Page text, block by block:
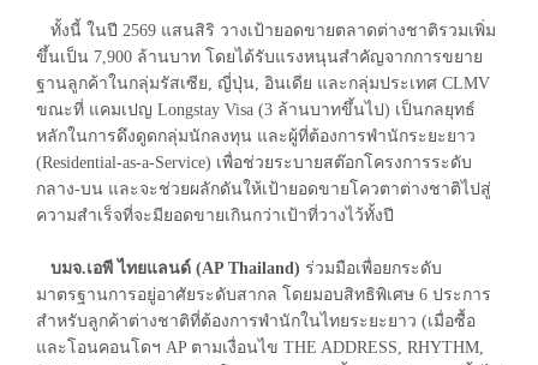
ทั้งนี้ ในปี 2569 แสนสิริ วางเป้ายอดขายตลาดต่างชาติรวมเพิ่ม
ขึ้นเป็น 7,900 ล้านบาท โดยได้รับแรงหนุนสำคัญจากการขยาย
ฐานลูกค้าในกลุ่มรัสเซีย, ญี่ปุ่น, อินเดีย และกลุ่มประเทศ CLMV
ขณะที่ แคมเปญ Longstay Visa (3 ล้านบาทขึ้นไป) เป็นกลยุทธ์
หลักในการดึงดูดกลุ่มนักลงทุน และผู้ที่ต้องการพำนักระยะยาว
(Residential-as-a-Service) เพื่อช่วยระบายสต๊อกโครงการระดับ
กลาง-บน และจะช่วยผลักดันให้เป้ายอดขายโควตาต่างชาติไปสู่
ความสำเร็จที่จะมียอดขายเกินกว่าเป้าที่วางไว้ทั้งปี
บมจ.เอพี ไทยแลนด์ (AP Thailand) ร่วมมือเพื่อยกระดับ
มาตรฐานการอยู่อาศัยระดับสากล โดยมอบสิทธิพิเศษ 6 ประการ
สำหรับลูกค้าต่างชาติที่ต้องการพำนักในไทยระยะยาว (เมื่อซื้อ
และโอนคอนโดฯ AP ตามเงื่อนไข THE ADDRESS, RHYTHM,